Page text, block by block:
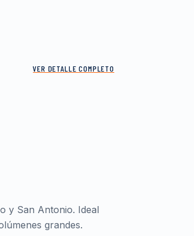
VER DETALLE COMPLETO
y San Antonio. Ideal
grandes.